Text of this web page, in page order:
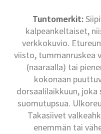
Tuntomerkit:
kalpeankeltaiset,
verkkokuvio.
viisto, tummanruskea
(naaraalla) tai
kokonaan
dorsaalilaikkuun,
suomutupsua.
Takasiivet
enemmän tai